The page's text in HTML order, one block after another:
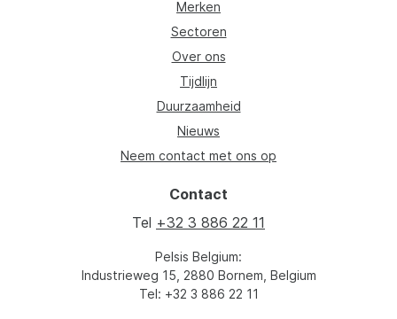
Merken
Sectoren
Over ons
Tijdlijn
Duurzaamheid
Nieuws
Neem contact met ons op
Contact
Tel +32 3 886 22 11
Pelsis Belgium:
Industrieweg 15, 2880 Bornem, Belgium
Tel: +32 3 886 22 11